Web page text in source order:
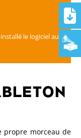
le logiciel au
propre morceau de